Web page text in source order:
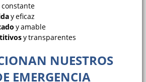
constante
y eficaz
y amable
y transparentes
NUESTROS
EMERGENCIA